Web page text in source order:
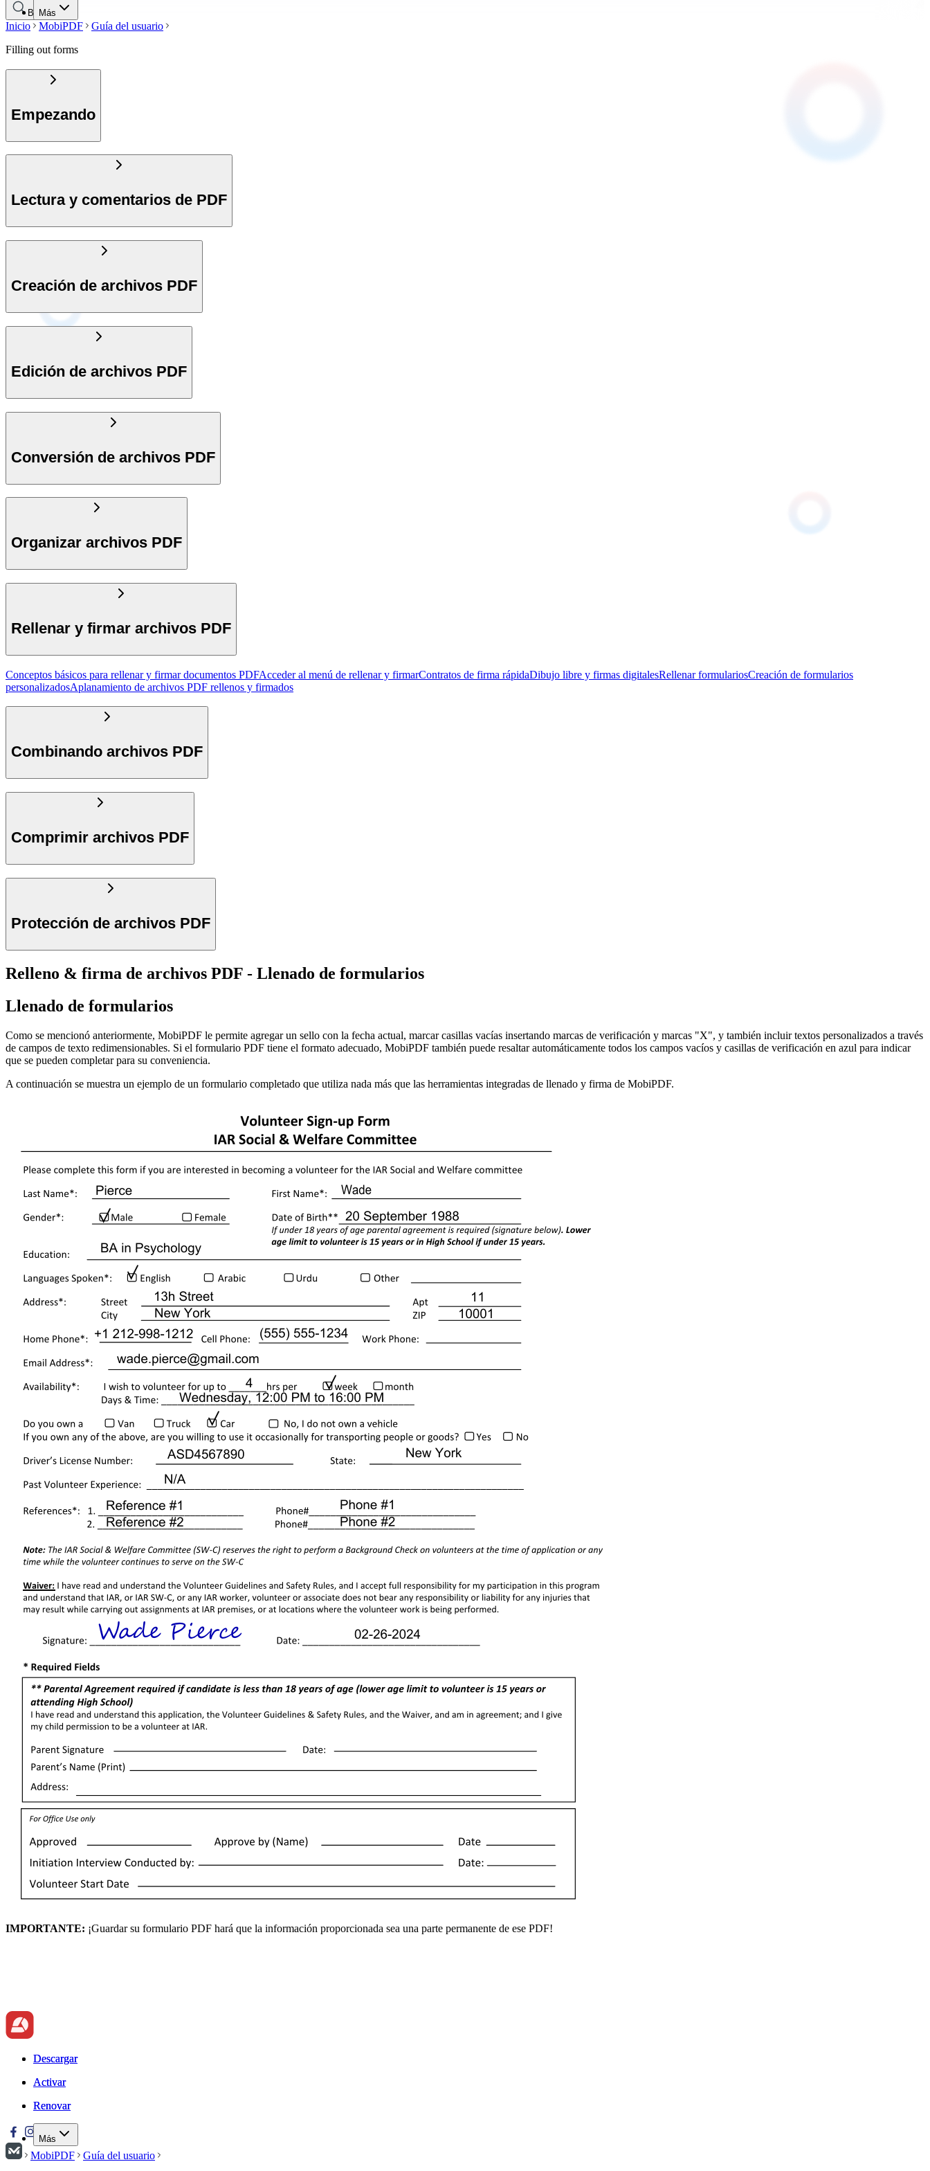
Más
Buscar
Inicio MobiPDF
Guía del usuario
Filling out forms
Empezando
Lectura y comentarios de PDF
Creación de archivos PDF
Edición de archivos PDF
Conversión de archivos PDF
Organizar archivos PDF
Rellenar y firmar archivos PDF
Conceptos básicos para rellenar y firmar documentos PDFAcceder al menú de rellenar y firmarContratos de firma rápidaDibujo libre y firmas digitalesRellenar formulariosCreación de formularios
personalizadosAplanamiento de archivos PDF rellenos y firmados
Combinando archivos PDF
Comprimir archivos PDF
Protección de archivos PDF
Relleno & firma de archivos PDF - Llenado de formularios
Llenado de formularios
Como se mencionó anteriormente, MobiPDF le permite agregar un sello con la fecha actual, marcar casillas vacías insertando marcas de verificación y marcas "X", y también incluir textos personalizados a través
de campos de texto redimensionables. Si el formulario PDF tiene el formato adecuado, MobiPDF también puede resaltar automáticamente todos los campos vacíos y casillas de verificación en azul para indicar
que se pueden completar para su conveniencia.
A continuación se muestra un ejemplo de un formulario completado que utiliza nada más que las herramientas integradas de llenado y firma de MobiPDF.
IMPORTANTE: ¡Guardar su formulario PDF hará que la información proporcionada sea una parte permanente de ese PDF!
Descargar
Activar
Renovar
Más
Descargar
Activar
Renovar
MobiPDF Guía del usuario